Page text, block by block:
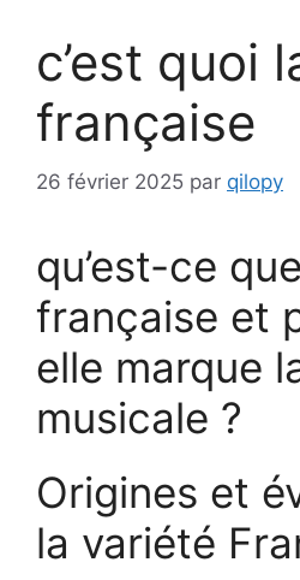
c’est quoi
française
26 février 2025 par qilopy
qu’est-ce
française et
elle marque
musicale ?
Origines et
la variété